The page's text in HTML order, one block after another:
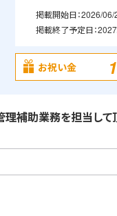
掲載開始日：2026/06/
掲載終了予定日：
お祝い金
補助業務を担当して